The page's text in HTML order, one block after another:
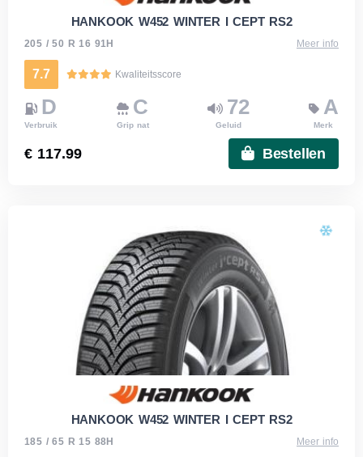
HANKOOK W452 WINTER I CEPT RS2
205 / 50 R 16 91H Meer info
7.7 Kwaliteitsscore
D
Verbruik
C
Grip nat
72
Geluid
A
Merk
€ 117.99 Bestellen
HANKOOK W452 WINTER I CEPT RS2
185 / 65 R 15 88H Meer info